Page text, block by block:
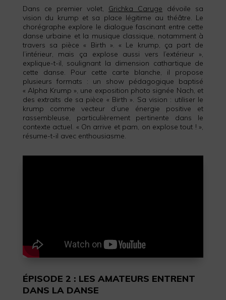
Dans ce premier volet, Grichka Caruge dévoile sa
vision du krump et sa place légitime au théâtre. Le
chorégraphe explore le dialogue fascinant entre cette
danse urbaine et la musique classique, notamment à
travers sa pièce « Birth ». « Le krump, ça part de
l’intérieur, mais ça explose aussi vers l’extérieur »,
explique-t-il, soulignant la dimension cathartique de
cette danse. Pour cette carte blanche, il propose
plusieurs formats : un show pédagogique baptisé
« Alpha Krump », une exposition photo signée Nach, et
des extraits de sa pièce « Birth ». Sa vision : utiliser le
krump comme vecteur d’une énergie positive et
rassembleuse, particulièrement pertinente dans le
contexte actuel. « On arrive et pam, on explose tout ! »,
résume-t-il avec enthousiasme.
ÉPISODE 2 : LES AMATEURS ENTRENT
DANS LA DANSE